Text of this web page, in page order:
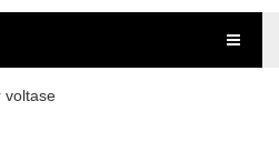
voltase